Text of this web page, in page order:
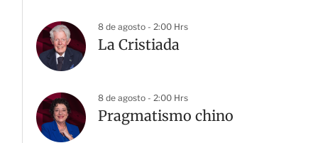
8 de agosto - 2:00 Hrs
La Cristiada
8 de agosto - 2:00 Hrs
Pragmatismo chino